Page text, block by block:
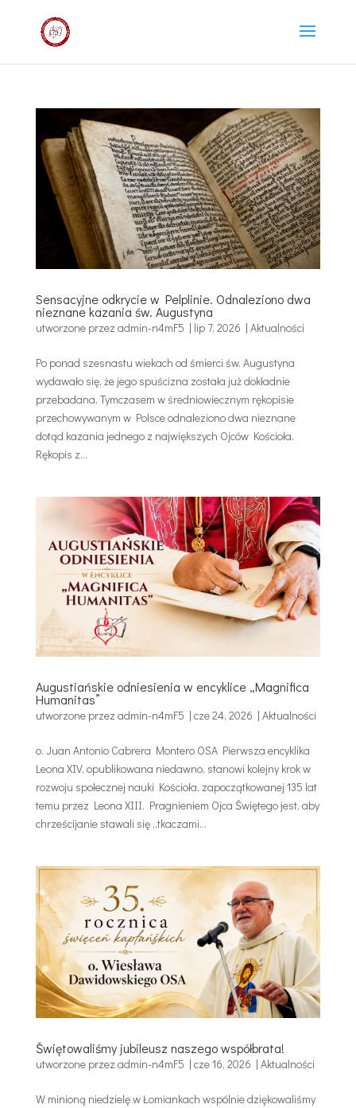
Sensacyjne odkrycie w Pelplinie. Odnaleziono dwa
nieznane kazania św. Augustyna
utworzone przez admin-n4mF5 | lip 7, 2026 | Aktualności
Po ponad szesnastu wiekach od śmierci św. Augustyna
wydawało się, że jego spuścizna została już dokładnie
przebadana. Tymczasem w średniowiecznym rękopisie
przechowywanym w Polsce odnaleziono dwa nieznane
dotąd kazania jednego z największych Ojców Kościoła.
Rękopis z...
Augustiańskie odniesienia w encyklice „Magnifica
Humanitas”
utworzone przez admin-n4mF5 | cze 24, 2026 | Aktualności
o. Juan Antonio Cabrera Montero OSA Pierwsza encyklika
Leona XIV, opublikowana niedawno, stanowi kolejny krok w
rozwoju społecznej nauki Kościoła, zapoczątkowanej 135 lat
temu przez Leona XIII. Pragnieniem Ojca Świętego jest, aby
chrześcijanie stawali się „tkaczami...
Świętowaliśmy jubileusz naszego współbrata!
utworzone przez admin-n4mF5 | cze 16, 2026 | Aktualności
W minioną niedzielę w Łomiankach wspólnie dziękowaliśmy